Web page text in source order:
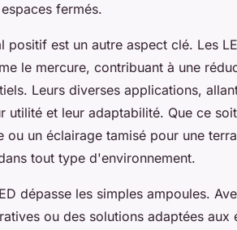
fermés.
positif est un autre aspect clé. Les
le mercure, contribuant à une
Leurs diverses applications,
utilité et leur adaptabilité. Que ce
ou un éclairage tamisé pour une
tout type d'environnement.
dépasse les simples ampoules.
ou des solutions adaptées aux